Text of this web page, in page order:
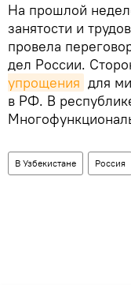
На прошлой
занятости и
провела
дел России.
упрощения для
в РФ. В
В Узбекистане Россия